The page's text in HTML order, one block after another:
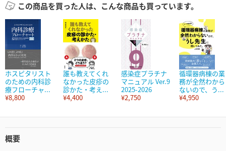
この商品を買った人は、こんな商品も買っています。
ホスピタリスト
のための内科診
療フローチャ...
¥8,800
誰も教えてくれ
なかった皮疹の
診かた・考え...
¥4,400
感染症プラチナ
マニュアル Ver.9
2025-2026
¥2,750
循環器病棟の業
務が全然わから
ないので、う...
¥4,950
概要